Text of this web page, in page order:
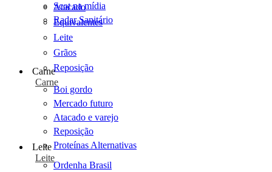
Scot na mídia
Radar Sanitário
Atacado
Equivalentes
Leite
Grãos
Reposição
Carne
Carne
Boi gordo
Mercado futuro
Atacado e varejo
Reposição
Proteínas Alternativas
Leite
Leite
Ordenha Brasil